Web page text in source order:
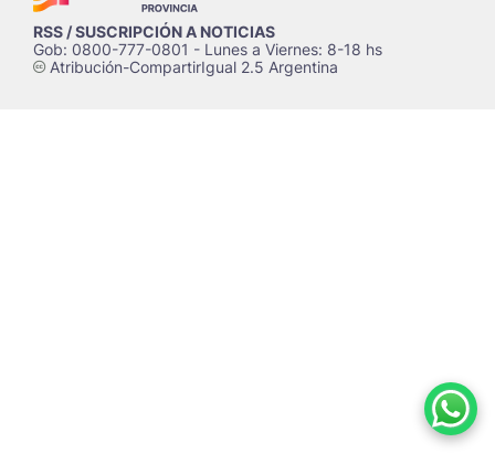
RSS / SUSCRIPCIÓN A NOTICIAS
Gob: 0800-777-0801 - Lunes a Viernes: 8-18 hs
cAtribución-CompartirIgual 2.5 Argentina